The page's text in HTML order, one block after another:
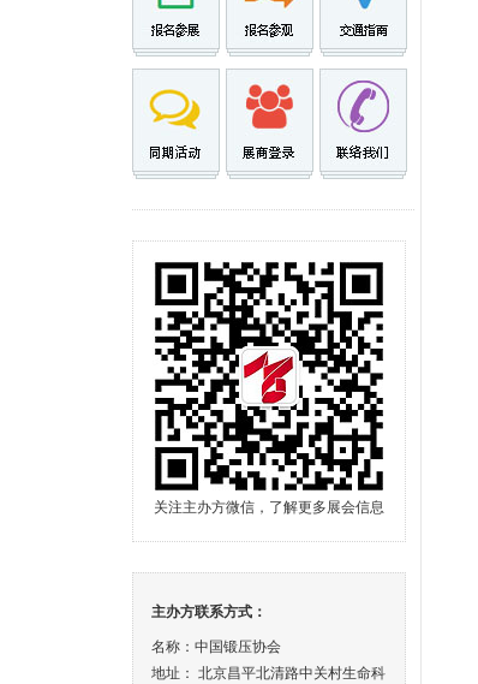
关注主办方微信，了解更多展会信息
主办方联系方式：
名称：中国锻压协会
地址： 北京昌平北清路中关村生命科